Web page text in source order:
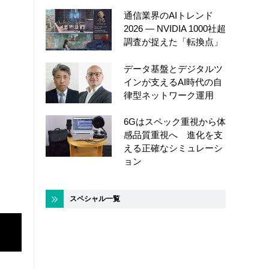
通信業界のAIトレンド
2026 ― NVIDIA 1000社超
調査が捉えた「転換点」
データ基盤とデジタルツ
インが支えるAI時代の自
律型ネットワーク運用
6Gはスペック重視から体
感品質重視へ 進化を支
える正確なシミュレーシ
ョン
スペシャル一覧